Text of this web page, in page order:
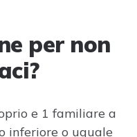
per non
e 1 familiare a
inferiore o uguale